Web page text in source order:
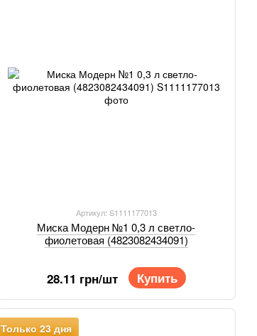
Артикул: S1111177013
Миска Модерн №1 0,3 л светло-
фиолетовая (4823082434091)
28.11 грн/шт Купить
Только 23 дня